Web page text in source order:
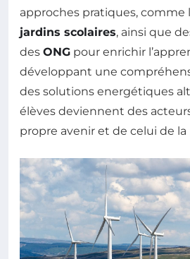
approches pratiques, comme
jardins scolaires, ainsi que
des ONG pour enrichir
développant une
des solutions energétiques
élèves deviennent des
propre avenir et de celui de la